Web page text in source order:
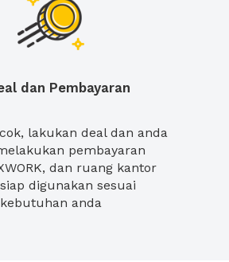
dan Pembayaran
lakukan deal dan anda
pembayaran
dan ruang kantor
digunakan sesuai
kebutuhan anda